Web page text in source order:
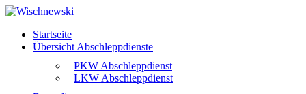
Startseite
Übersicht Abschleppdienste
PKW Abschleppdienst
LKW Abschleppdienst